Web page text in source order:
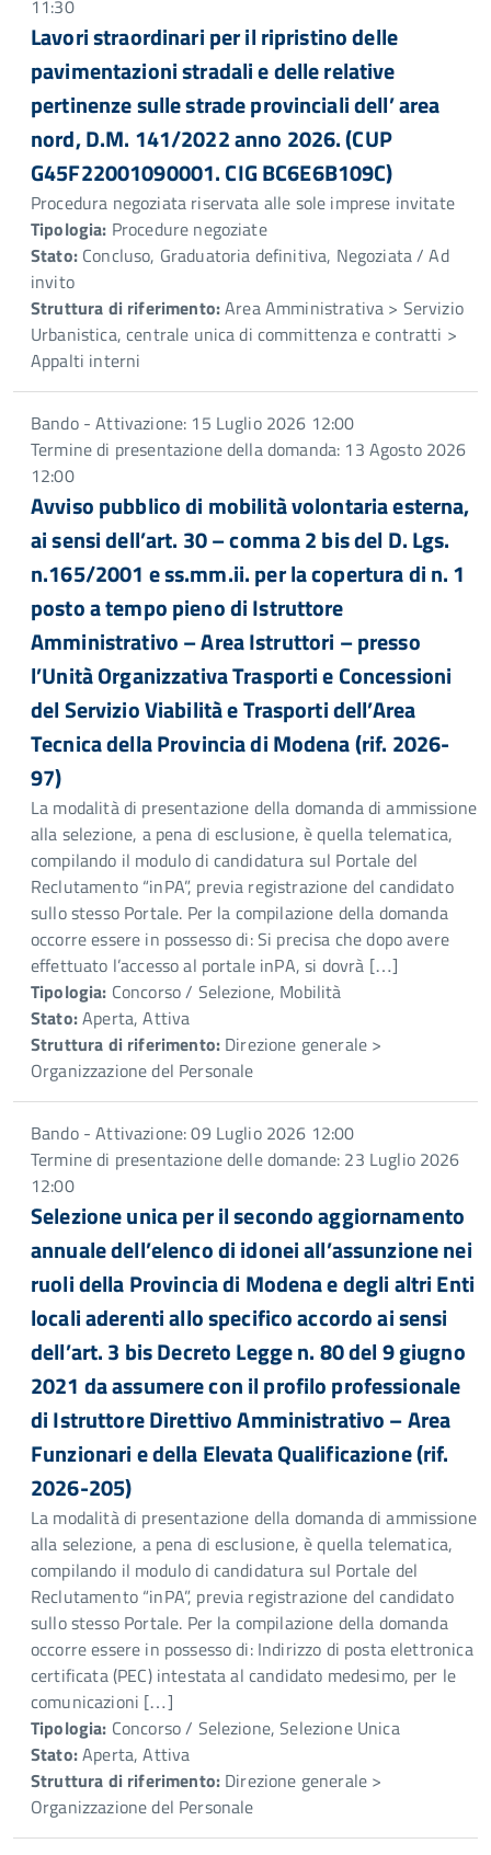
11:30
Lavori straordinari per il ripristino delle
pavimentazioni stradali e delle relative
pertinenze sulle strade provinciali dell’ area
nord, D.M. 141/2022 anno 2026. (CUP
G45F22001090001. CIG BC6E6B109C)
Procedura negoziata riservata alle sole imprese invitate
Tipologia: Procedure negoziate
Stato:Concluso, Graduatoria definitiva, Negoziata / Ad
invito
Struttura di riferimento:Area Amministrativa > Servizio
Urbanistica, centrale unica di committenza e contratti >
Appalti interni
Bando - Attivazione: 15 Luglio 2026 12:00
Termine di presentazione della domanda: 13 Agosto 2026
12:00
Avviso pubblico di mobilità volontaria esterna,
ai sensi dell’art. 30 – comma 2 bis del D. Lgs.
n.165/2001 e ss.mm.ii. per la copertura di n. 1
posto a tempo pieno di Istruttore
Amministrativo – Area Istruttori – presso
l’Unità Organizzativa Trasporti e Concessioni
del Servizio Viabilità e Trasporti dell’Area
Tecnica della Provincia di Modena (rif. 2026-
97)
La modalità di presentazione della domanda di ammissione
alla selezione, a pena di esclusione, è quella telematica,
compilando il modulo di candidatura sul Portale del
Reclutamento “inPA”, previa registrazione del candidato
sullo stesso Portale. Per la compilazione della domanda
occorre essere in possesso di: Si precisa che dopo avere
effettuato l’accesso al portale inPA, si dovrà […]
Tipologia: Concorso / Selezione, Mobilità
Stato:Aperta, Attiva
Struttura di riferimento: Direzione generale >
Organizzazione del Personale
Bando - Attivazione: 09 Luglio 2026 12:00
Termine di presentazione delle domande: 23 Luglio 2026
12:00
Selezione unica per il secondo aggiornamento
annuale dell’elenco di idonei all’assunzione nei
ruoli della Provincia di Modena e degli altri Enti
locali aderenti allo specifico accordo ai sensi
dell’art. 3 bis Decreto Legge n. 80 del 9 giugno
2021 da assumere con il profilo professionale
di Istruttore Direttivo Amministrativo – Area
Funzionari e della Elevata Qualificazione (rif.
2026-205)
La modalità di presentazione della domanda di ammissione
alla selezione, a pena di esclusione, è quella telematica,
compilando il modulo di candidatura sul Portale del
Reclutamento “inPA”, previa registrazione del candidato
sullo stesso Portale. Per la compilazione della domanda
occorre essere in possesso di: Indirizzo di posta elettronica
certificata (PEC) intestata al candidato medesimo, per le
comunicazioni […]
Tipologia: Concorso / Selezione, Selezione Unica
Stato:Aperta, Attiva
Struttura di riferimento: Direzione generale >
Organizzazione del Personale